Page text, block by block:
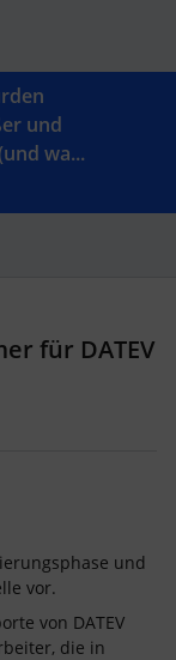
und
wa...
für DATEV
und
vor.
von DATEV
die in